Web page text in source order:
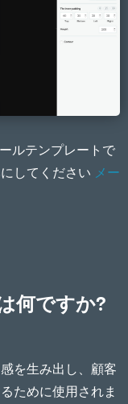
ルテンプレートで
してください メー
何ですか?
を生み出し、顧客
ために使用されま